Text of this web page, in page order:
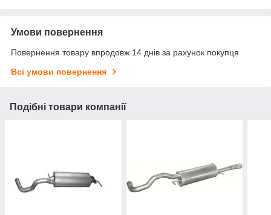
Умови повернення
Повернення товару впродовж 14 днів за рахунок покупця
Всі умови повернення
Подібні товари компанії